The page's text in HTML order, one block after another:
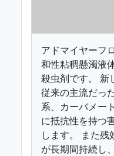
アドマイヤーフ
和性粘稠懸濁液
殺虫剤です。 新
従来の主流だっ
系、カーバメー
に抵抗性を持つ
します。 また
が長期間持続し